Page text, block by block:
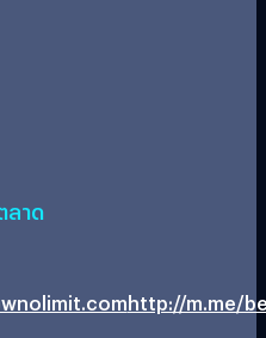
ลาด
http://m.me/